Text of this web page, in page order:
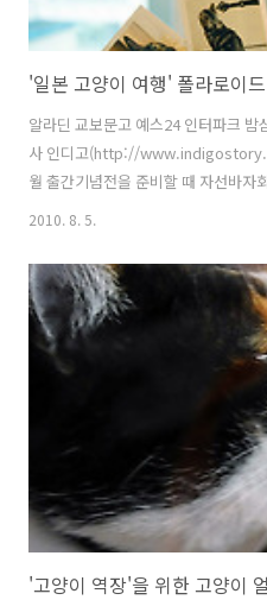
'일본 고양이 여행' 폴라로이
알라딘 교보문고 예스24 인터파크
사 인디고(http://
월 출간기념전을 준비할 때 자선바자
했던 '미니달력'과 비슷한 형식과 크
서' 세트에는 위 사진의 스티커들이
서보다 크기가 좀 큰 '폴라로이드 엽
포함되어 있답니다. 미니 엽서에는
길고양이와 가게의 고양이, 그리고
책에 수록하지 않은 미공개 사진을
2010. 8. 5.
'고양이 역장'을 위한 고양이